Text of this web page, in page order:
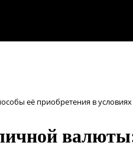
её приобретения в